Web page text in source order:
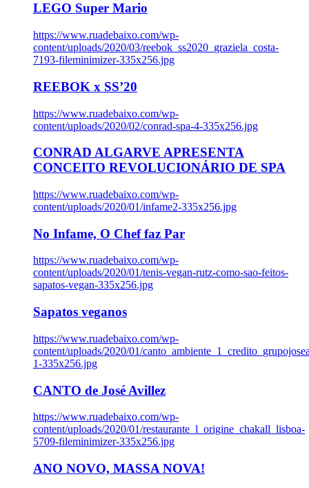
LEGO Super Mario
https://www.ruadebaixo.com/wp-
content/uploads/2020/03/reebok_ss2020_graziela_costa-
7193-fileminimizer-335x256.jpg
REEBOK x SS’20
https://www.ruadebaixo.com/wp-
content/uploads/2020/02/conrad-spa-4-335x256.jpg
CONRAD ALGARVE APRESENTA
CONCEITO REVOLUCIONÁRIO DE SPA
https://www.ruadebaixo.com/wp-
content/uploads/2020/01/infame2-335x256.jpg
No Infame, O Chef faz Par
https://www.ruadebaixo.com/wp-
content/uploads/2020/01/tenis-vegan-rutz-como-sao-feitos-
sapatos-vegan-335x256.jpg
Sapatos veganos
https://www.ruadebaixo.com/wp-
content/uploads/2020/01/
1-335x256.jpg
CANTO de José Avillez
https://www.ruadebaixo.com/wp-
content/uploads/2020/01/restaurante_l_origine_chakall_lisboa-
5709-fileminimizer-335x256.jpg
ANO NOVO, MASSA NOVA!